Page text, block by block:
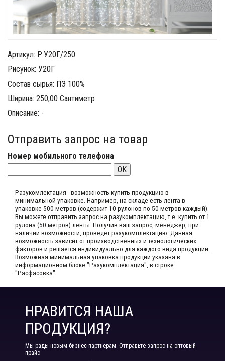
Артикул: Р.У20Г/250
Рисунок: У20Г
Состав сырья: ПЭ 100%
Ширина: 250,00 Сантиметр
Описание: -
Отправить запрос на товар
Номер мобильного телефона
OK
Разукомлектация - возможность купить продукцию в
минимальной упаковке. Например, на складе​ есть лента в
упаковке 500 метров (содержит 10 рулонов по 50 метров каждый).​
Вы можете отправить запрос на разукомплектацию, т.е. купить от 1
рулона (50 метров) ленты. Получив ваш запрос,​ менеджер, при
наличии возможности, проведет разукомплектацию. Данная
возможность зависит от производственных​ и технологических
факторов и решается индивидуально для каждого вида продукции.​
Возможная минимальная упаковка продукции указана в
информационном блоке "Разукомплектация", в строке
"Расфасовка".
НРАВИТСЯ НАША
ПРОДУКЦИЯ?
Мы рады новым бизнес-партнерам. Отправьте запрос на оптовый
прайс